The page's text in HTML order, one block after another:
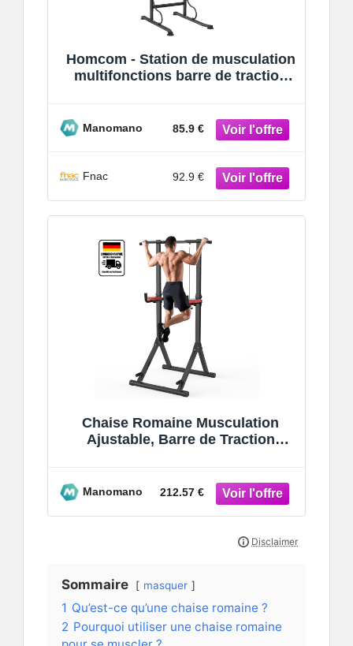
Homcom - Station de musculation
multifonctions barre de traction
Manomano 85.9 €
Fnac 92.9 €
Chaise Romaine Musculation
Ajustable, Barre de Traction
Manomano 212.57 €
Sommaire masquer
1 Qu’est-ce qu’une chaise romaine ?
2 Pourquoi utiliser une chaise romaine